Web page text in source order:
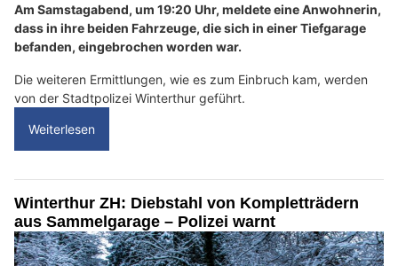
Am Samstagabend, um 19:20 Uhr, meldete eine Anwohnerin,
dass in ihre beiden Fahrzeuge, die sich in einer Tiefgarage
befanden, eingebrochen worden war.
Die weiteren Ermittlungen, wie es zum Einbruch kam, werden
von der Stadtpolizei Winterthur geführt.
Weiterlesen
Winterthur ZH: Diebstahl von Kompletträdern
aus Sammelgarage – Polizei warnt